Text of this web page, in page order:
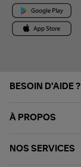
BESOIN D'AIDE ?
À PROPOS
NOS SERVICES